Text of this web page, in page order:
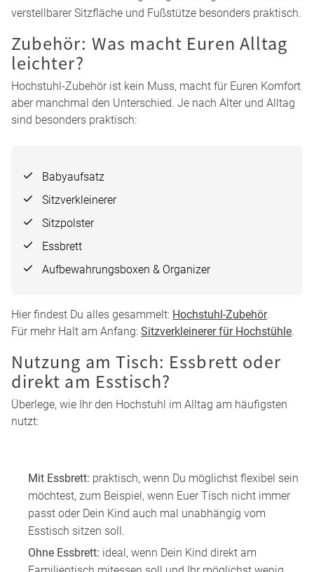
einenHochstuhl mit Babyaufsatznutzen möchtest.
Wenn Du gezielt nach einer Lösung ab der Geburt suchst,
findest Du hier passende Modelle:
Babyaufsatz.
Mitwachsend oder möglichst kompakt?
werden kann. Für eine langfristige Lösung sind Modelle mit
Zubehör: Was macht Euren Alltag
leichter?
Hochstuhl-Zubehör ist kein Muss, macht für Euren Komfort
Sitzverkleinerer
Sitzpolster
Hier findest Du alles gesammelt:Hochstuhl-Zubehör.
Für mehr Halt am Anfang:Sitzverkleinerer für Hochstühle
Nutzung am Tisch: Essbrett oder
direkt am Esstisch?